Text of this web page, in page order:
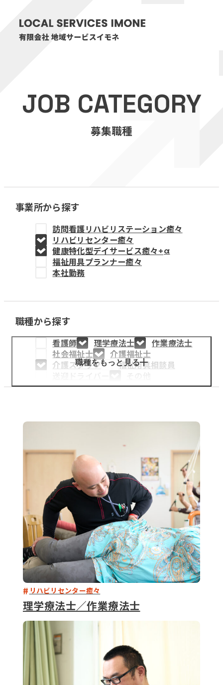
医療・介護事業
訪問看護リハビリステーション癒々
福祉用具プランナー癒々
教育事業
姫路中央こども園
姫路中央保育園
採用情報
医療・介護事業
募集職種
ENTRY 079-
(
JOB CATEGORY
募集職種
事業所から探す
訪問看護リハビリステーション癒々
リハビリセンター癒々
健康特化型デイサービス癒々+α
福祉用具プランナー癒々
本社勤務
職種から探す
看護師 理学療法士
作業療法士
社会福祉士
介護福祉士
介護スタッフ
福祉用具相談員
職種をもっと見る
リハビリセンター癒々
理学療法士／作業療法士